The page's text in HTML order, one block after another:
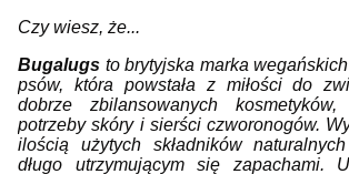
Czy wiesz, że...
Bugalugs to brytyjska marka
psów, która powstała z miłości do
dobrze zbilansowanych
potrzeby skóry i sierści czworonogów.
ilością użytych składników
długo utrzymującym się zapachami.